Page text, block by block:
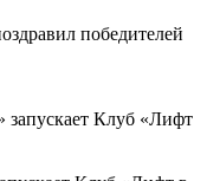
победителей